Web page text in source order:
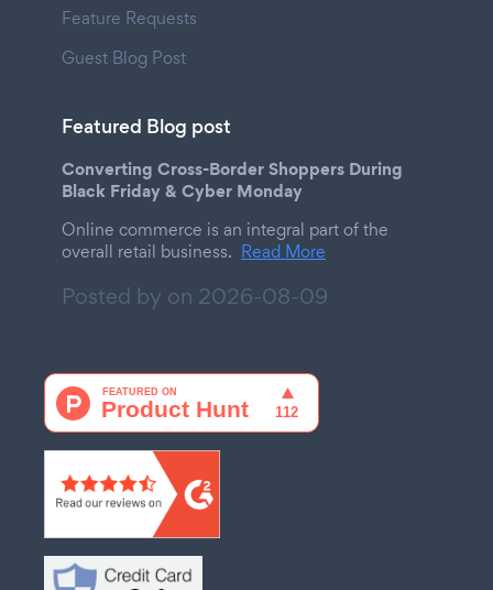
Feature Requests
Guest Blog Post
Featured Blog post
Converting Cross-Border Shoppers During
Black Friday & Cyber Monday
Online commerce is an integral part of the
overall retail business. Read More
Posted by on 2026-08-09